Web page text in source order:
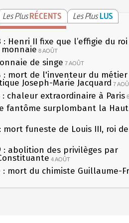
Les PlusRÉCENTS Les Plus LUS
: Henri II fixe que l’effigie du
8 AOÛT
de singe 7 AOÛT
: mort de l'inventeur du
Joseph-Marie Jacquard 7
: chaleur extraordinaire à Paris
fantôme surplombant la
mort funeste de Louis III, roi
: abolition des privilèges par
4 AOÛT
: mort du chimiste Guillaume-
de La Fontaine : réouverture